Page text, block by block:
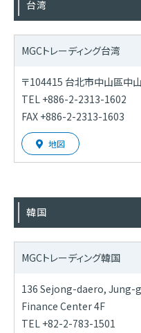
台湾
MGCトレーディング台湾
〒104415 台北市中山區中
TEL +886-2-2313-1602
FAX +886-2-2313-1603
地図
韓国
MGCトレーディング韓国
136 Sejong-daero, Jung-
Finance Center 4F
TEL +82-2-783-1501